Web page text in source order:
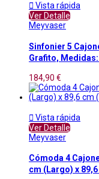
 Vista rápida
Ver Detalle
Meyvaser
Sinfonier 5
Grafito,
184,90 €
 Vista rápida
Ver Detalle
Meyvaser
Cómoda 4
cm (Largo) x